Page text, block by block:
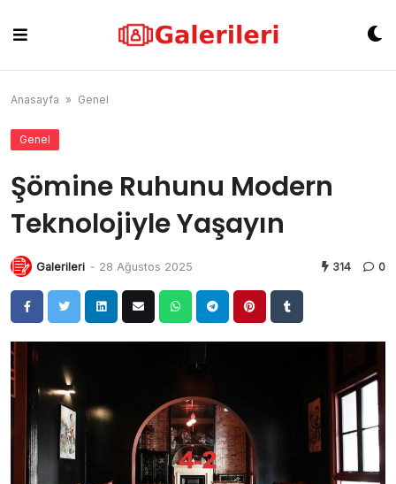
content
Anasayfa » Genel
Genel
Şömine Ruhunu Modern
Teknolojiyle Yaşayın
Galerileri - 28 Ağustos 2025 314 0